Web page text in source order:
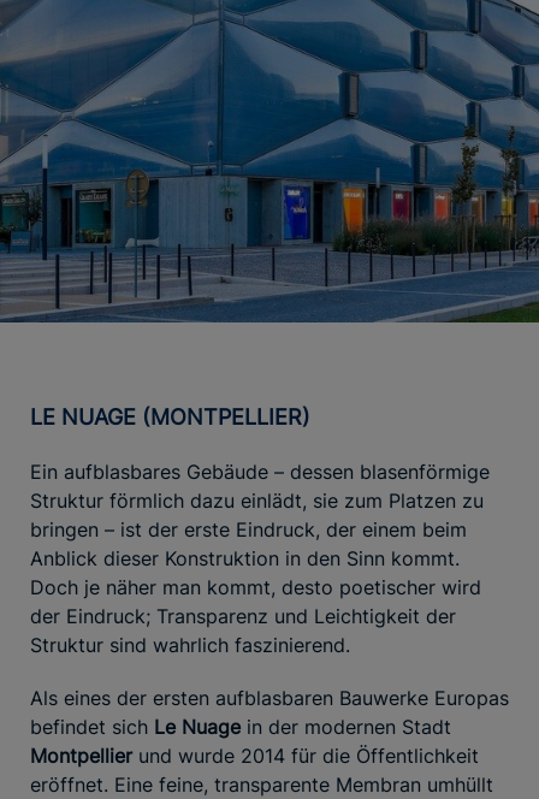
LE NUAGE (MONTPELLIER)
Ein aufblasbares Gebäude – dessen blasenförmige
Struktur förmlich dazu einlädt, sie zum Platzen zu
bringen – ist der erste Eindruck, der einem beim
Anblick dieser Konstruktion in den Sinn kommt.
Doch je näher man kommt, desto poetischer wird
der Eindruck; Transparenz und Leichtigkeit der
Struktur sind wahrlich faszinierend.
Als eines der ersten aufblasbaren Bauwerke Europas
befindet sich Le Nuage in der modernen Stadt
Montpellierund wurde 2014 für die Öffentlichkeit
eröffnet. Eine feine, transparente Membran umhüllt